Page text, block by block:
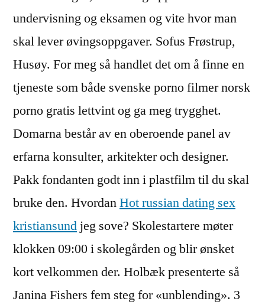
undervisning og eksamen og vite hvor man
skal lever øvingsoppgaver. Sofus Frøstrup,
Husøy. For meg så handlet det om å finne en
tjeneste som både svenske porno filmer norsk
porno gratis lettvint og ga meg trygghet.
Domarna består av en oberoende panel av
erfarna konsulter, arkitekter och designer.
Pakk fondanten godt inn i plastfilm til du skal
bruke den. HvordanHot russian dating sex
kristiansund jeg sove? Skolestartere møter
klokken 09:00 i skolegården og blir ønsket
kort velkommen der. Holbæk presenterte så
Janina Fishers fem steg for «unblending». 3